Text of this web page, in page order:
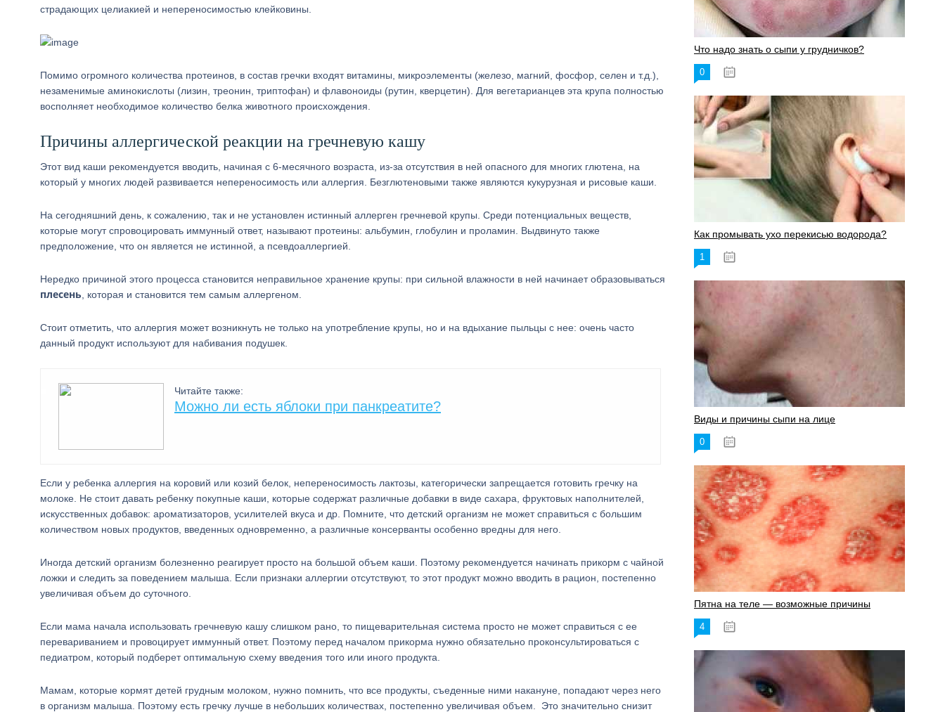
страдающих целиакией и непереносимостью клейковины.
Помимо огромного количества протеинов, в состав гречки входят витамины, микроэлементы (железо, магний, фосфор, селен и т.д.),
незаменимые аминокислоты (лизин, треонин, триптофан) и флавоноиды (рутин, кверцетин). Для вегетарианцев эта крупа полностью
восполняет необходимое количество белка животного происхождения.
Причины аллергической реакции на гречневую кашу
Этот вид каши рекомендуется вводить, начиная с 6-месячного возраста, из-за отсутствия в ней опасного для многих глютена, на
который у многих людей развивается непереносимость или аллергия. Безглютеновыми также являются кукурузная и рисовые каши.
На сегодняшний день, к сожалению, так и не установлен истинный аллерген гречневой крупы. Среди потенциальных веществ,
которые могут спровоцировать иммунный ответ, называют протеины: альбумин, глобулин и проламин. Выдвинуто также
предположение, что он является не истинной, а псевдоаллергией.
Нередко причиной этого процесса становится неправильное хранение крупы: при сильной влажности в ней начинает образовываться
плесень , которая и становится тем самым аллергеном.
Стоит отметить, что аллергия может возникнуть не только на употребление крупы, но и на вдыхание пыльцы с нее: очень часто
данный продукт используют для набивания подушек.
Читайте также:
Можно ли есть яблоки при панкреатите?
Если у ребенка аллергия на коровий или козий белок, непереносимость лактозы, категорически запрещается готовить гречку на
молоке. Не стоит давать ребенку покупные каши, которые содержат различные добавки в виде сахара, фруктовых наполнителей,
искусственных добавок: ароматизаторов, усилителей вкуса и др. Помните, что детский организм не может справиться с большим
количеством новых продуктов, введенных одновременно, а различные консерванты особенно вредны для него.
Иногда детский организм болезненно реагирует просто на большой объем каши. Поэтому рекомендуется начинать прикорм с чайной
ложки и следить за поведением малыша. Если признаки аллергии отсутствуют, то этот продукт можно вводить в рацион, постепенно
увеличивая объем до суточного.
Если мама начала использовать гречневую кашу слишком рано, то пищеварительная система просто не может справиться с ее
перевариванием и провоцирует иммунный ответ. Поэтому перед началом прикорма нужно обязательно проконсультироваться с
педиатром, который подберет оптимальную схему введения того или иного продукта.
Мамам, которые кормят детей грудным молоком, нужно помнить, что все продукты, съеденные ними накануне, попадают через него
в организм малыша. Поэтому есть гречку лучше в небольших количествах, постепенно увеличивая объем. Это значительно снизит
Что надо знать о сыпи у грудничков?
0
Как промывать ухо перекисью водорода?
1
Виды и причины сыпи на лице
0
Пятна на теле — возможные причины
4